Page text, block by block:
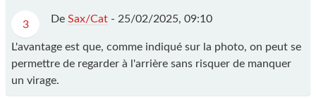
3 De Sax/Cat - 25/02/2025, 09:10
L'avantage est que, comme indiqué sur la photo, on peut se
permettre de regarder à l'arrière sans risquer de manquer
un virage.